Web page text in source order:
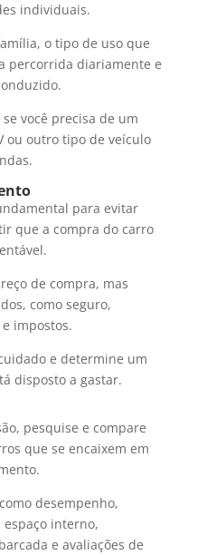
individuais.
o tipo de uso que
percorrida diariamente e
você precisa de um
ou outro tipo de veículo
para evitar
que a compra do carro
de compra, mas
como seguro,
impostos.
e determine um
disposto a gastar.
pesquise e compare
que se encaixem em
desempenho,
interno,
e avaliações de